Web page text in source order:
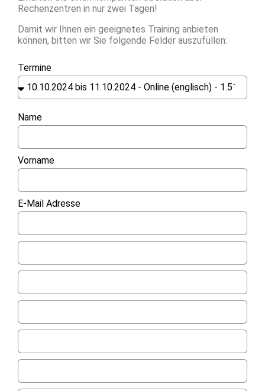
Rechenzentren in nur zwei Tagen!
Damit wir Ihnen ein geeignetes Training anbieten
können, bitten wir Sie folgende Felder auszufüllen:
Termine
Name
Vorname
E-Mail Adresse